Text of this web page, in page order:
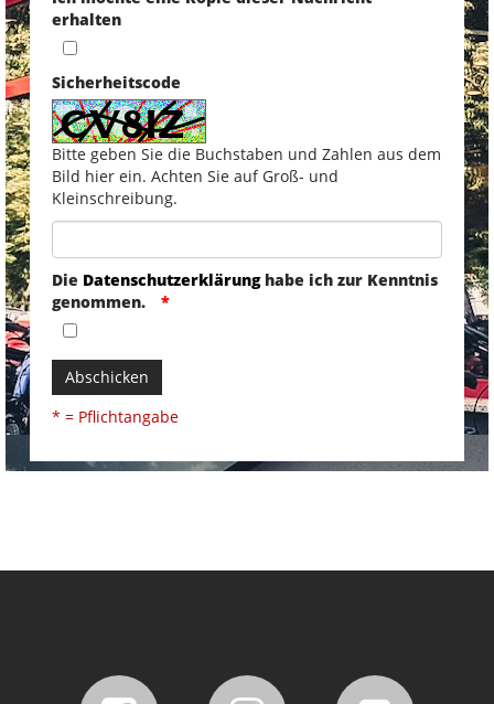
erhalten
Sicherheitscode
Bitte geben Sie die Buchstaben und Zahlen aus dem
Bild hier ein. Achten Sie auf Groß- und
Kleinschreibung.
Die Datenschutzerklärunghabe ich zur Kenntnis
genommen.
Abschicken
* = Pflichtangabe